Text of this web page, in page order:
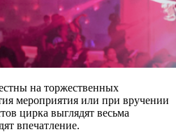
на торжественных
мероприятия или при вручении
цирка выглядят весьма
впечатление.